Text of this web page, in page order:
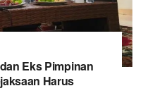
Eks Pimpinan
Harus